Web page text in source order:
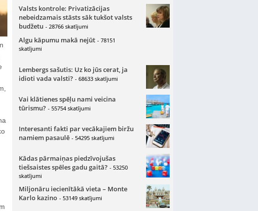
Valsts kontrole: Privatizācijas
nebeidzamais stāsts sāk tukšot valsts
budžetu - 28766 skatījumi
Algu kāpumu makā nejūt - 78151
skatījumi
Lembergs sašutis: Uz ko jūs cerat, ja
idioti vada valsti? - 68633 skatījumi
Vai klātienes spēļu nami veicina
tūrismu? - 55754 skatījumi
Interesanti fakti par vecākajiem biržu
namiem pasaulē - 54295 skatījumi
Kādas pārmaiņas piedzīvojušas
tiešsaistes spēles gadu gaitā? - 53250
skatījumi
Miljonāru iecienītākā vieta – Monte
Karlo kazino - 53149 skatījumi